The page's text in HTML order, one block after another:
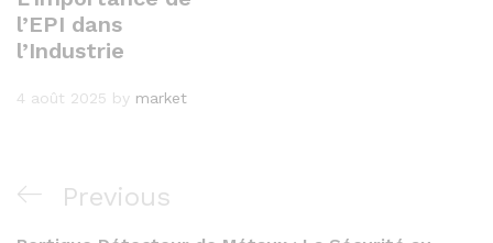
l’EPI dans
l’Industrie
4 août 2025 by market
Navigation
de
Previous
Previous